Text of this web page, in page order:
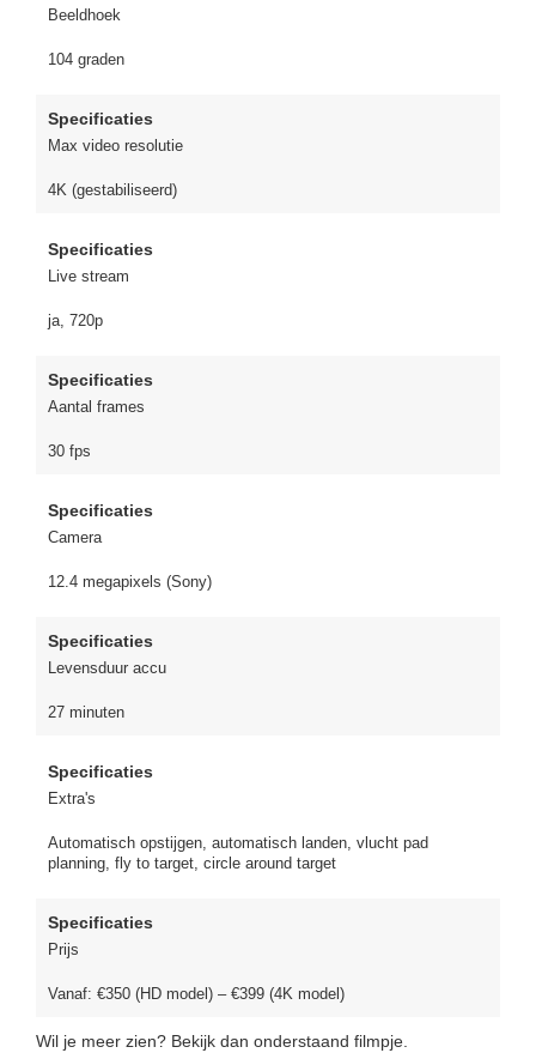
Beeldhoek
104 graden
Specificaties
Max video resolutie
4K (gestabiliseerd)
Specificaties
Live stream
ja, 720p
Specificaties
Aantal frames
30 fps
Specificaties
Camera
12.4 megapixels (Sony)
Specificaties
Levensduur accu
27 minuten
Specificaties
Extra's
Automatisch opstijgen, automatisch landen, vlucht pad
planning, fly to target, circle around target
Specificaties
Prijs
Vanaf: €350 (HD model) – €399 (4K model)
Wil je meer zien? Bekijk dan onderstaand filmpje.